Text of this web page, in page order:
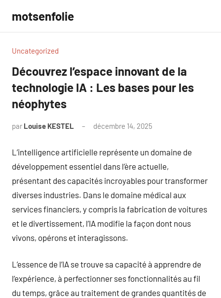
contenu
motsenfolie
Uncategorized
Découvrez l’espace innovant de la
technologie IA : Les bases pour les
néophytes
par Louise KESTEL décembre 14, 2025
L’intelligence artificielle représente un domaine de
développement essentiel dans l’ère actuelle,
présentant des capacités incroyables pour transformer
diverses industries. Dans le domaine médical aux
services financiers, y compris la fabrication de voitures
et le divertissement, l’IA modifie la façon dont nous
vivons, opérons et interagissons.
L’essence de l’IA se trouve sa capacité à apprendre de
l’expérience, à perfectionner ses fonctionnalités au fil
du temps, grâce au traitement de grandes quantités de